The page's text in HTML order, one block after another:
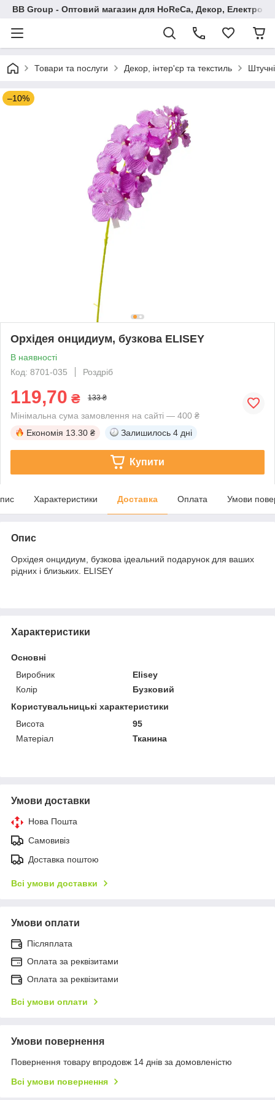
BB Group - Оптовий магазин для HoReCa, Декор,
Товари та послуги Декор, інтер'єр та текстиль
–10%
Орхідея онцидиум, бузкова ELISEY
В наявності
Код: 8701-035
Роздріб
119,70 ₴ 133 ₴
Мінімальна сума замовлення на сайті — 400 ₴
Економія 13.30 ₴ Залишилось 4 дні
Купити
Характеристики Доставка Оплата Умови
Опис
Орхідея онцидиум, бузкова ідеальний подарунок для ваших
рідних і близьких. ELISEY
Характеристики
Основні
Виробник
Elisey
Колір
Бузковий
Користувальницькі характеристики
Висота
95
Матеріал
Тканина
Умови доставки
Нова Пошта
Самовивіз
Доставка поштою
Всі умови доставки
Умови оплати
Післяплата
Оплата за реквізитами
Оплата за реквізитами
Всі умови оплати
Умови повернення
Повернення товару впродовж 14 днів за домовленістю
Всі умови повернення